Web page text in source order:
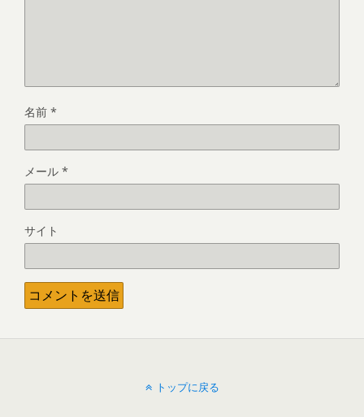
名前 *
メール *
サイト
トップに戻る